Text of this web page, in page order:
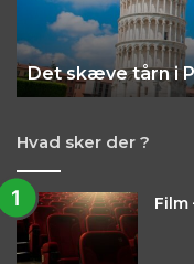
Det skæve tårn i
Hvad sker der ?
Film